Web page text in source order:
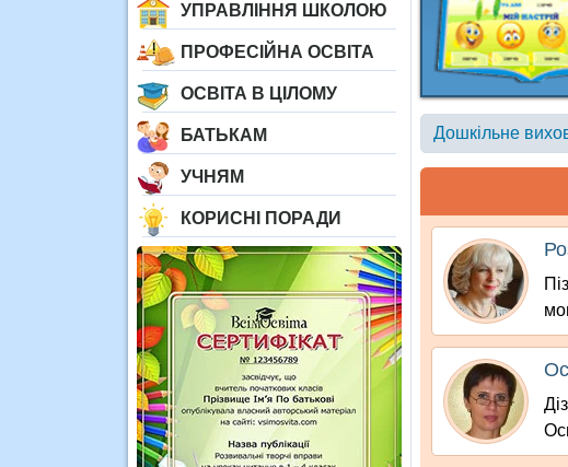
УПРАВЛІННЯ ШКОЛОЮ
ПРОФЕСІЙНА ОСВІТА
ОСВІТА В ЦІЛОМУ
БАТЬКАМ
УЧНЯМ
КОРИСНІ ПОРАДИ
Дошкільне